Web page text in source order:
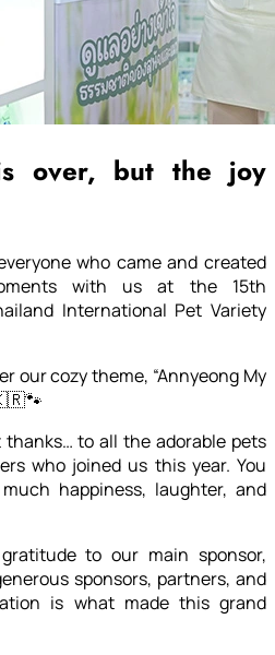
over, but the joy
who came and created
with us at the 15th
International Pet Variety
our cozy theme, “Annyeong My
to all the adorable pets
who joined us this year. You
happiness, laughter, and
to our main sponsor,
sponsors, partners, and
is what made this grand